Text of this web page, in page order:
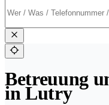
Betreuung
in Lutry